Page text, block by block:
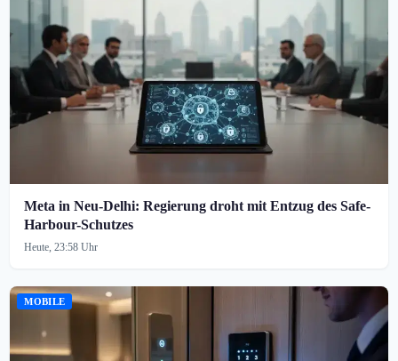
Meta in Neu-Delhi: Regierung droht mit Entzug des Safe-
Harbour-Schutzes
Heute, 23:58 Uhr
MOBILE